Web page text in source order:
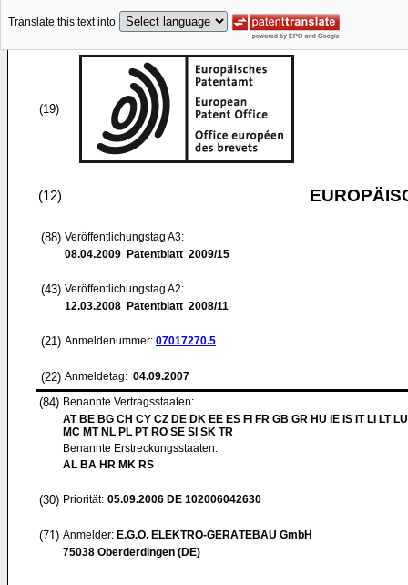
Translate this text into
(19)
(12)
(88) Veröffentlichungstag A3:
08.04.2009 Patentblatt 2009/15
(43) Veröffentlichungstag A2:
12.03.2008 Patentblatt 2008/11
(21) Anmeldenummer: 07017270.5
(22) Anmeldetag: 04.09.2007
(84) Benannte Vertragsstaaten:
AT BE BG CH CY CZ DE DK EE ES FI FR GB GR HU IE IS IT LI LT
MC MT NL PL PT RO SE SI SK TR
Benannte Erstreckungsstaaten:
AL BA HR MK RS
(30) Priorität: 05.09.2006 DE 102006042630
(71) Anmelder: E.G.O. ELEKTRO-GERÄTEBAU GmbH
75038 Oberderdingen (DE)